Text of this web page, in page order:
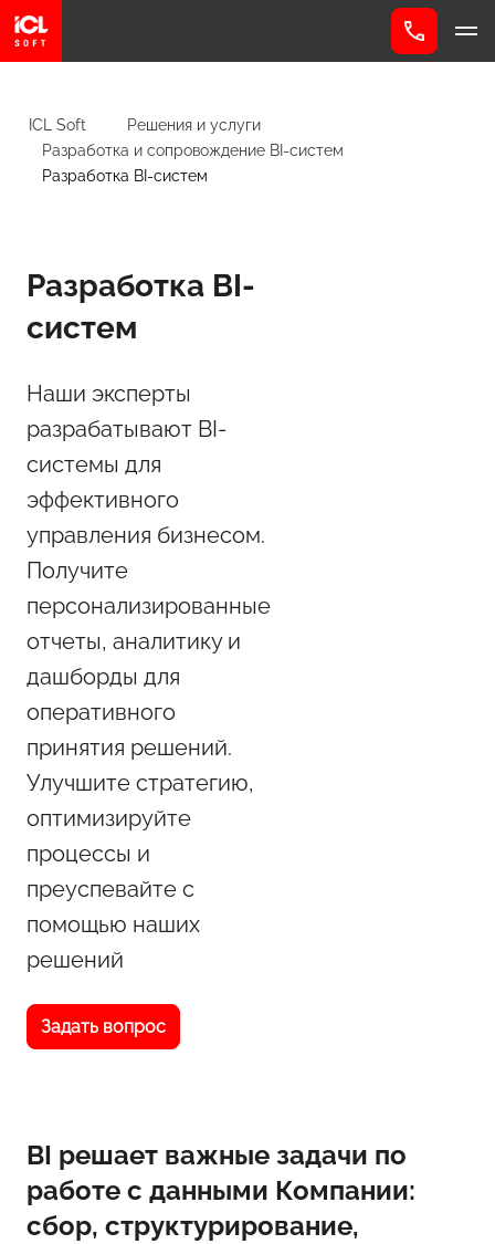
ICL Soft
Решения и услуги
Разработка и сопровождение BI-систем
Разработка BI-систем
Разработка BI-
систем
Наши эксперты
разрабатывают BI-
системы для
эффективного
управления бизнесом.
Получите
персонализированные
отчеты, аналитику и
дашборды для
оперативного
принятия решений.
Улучшите стратегию,
оптимизируйте
процессы и
преуспевайте с
помощью наших
решений
Задать вопрос
BI решает важные задачи по
работе с данными Компании:
сбор, структурирование,